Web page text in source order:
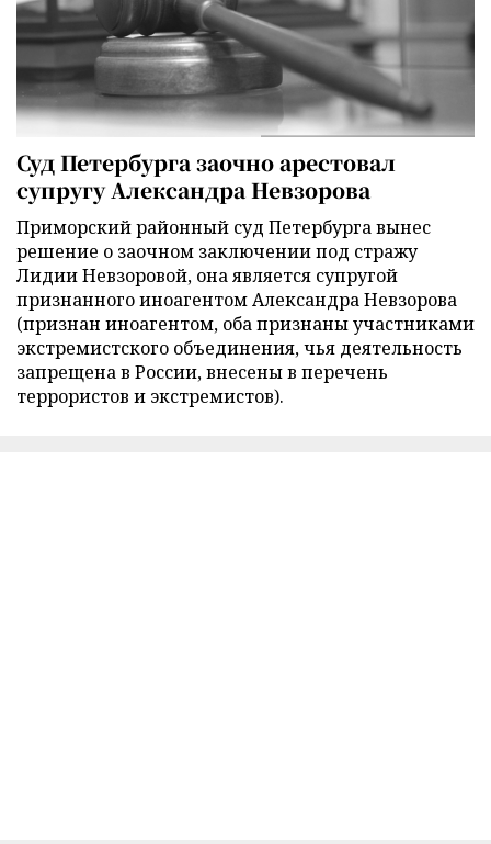
Суд Петербурга заочно арестовал
супругу Александра Невзорова
Приморский районный суд Петербурга вынес
решение о заочном заключении под стражу
Лидии Невзоровой, она является супругой
признанного иноагентом Александра Невзорова
(признан иноагентом, оба признаны участниками
экстремистского объединения, чья деятельность
запрещена в России, внесены в перечень
террористов и экстремистов).